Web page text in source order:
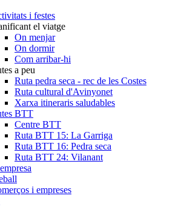
i festes
el viatge
On menjar
On dormir
Com arribar-hi
a peu
Ruta pedra seca - rec de les Costes
Ruta cultural d'Avinyonet
Xarxa itineraris saludables
BTT
Centre BTT
Ruta BTT 15: La Garriga
Ruta BTT 16: Pedra seca
Ruta BTT 24: Vilanant
i empreses